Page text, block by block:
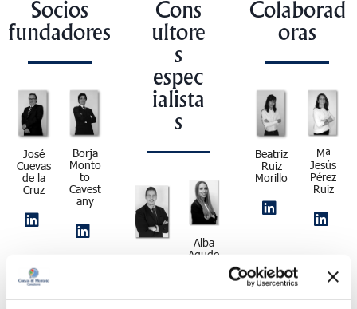
Socios
fundadores
José
Cuevas
de la
Cruz
Borja
Monto
to
Cavest
any
Cons
ultore
s
espec
ialista
s
Alba
Agudo
Colaborad
oras
Beatriz
Ruiz
Morillo
Mª
Jesús
Pérez
Ruiz